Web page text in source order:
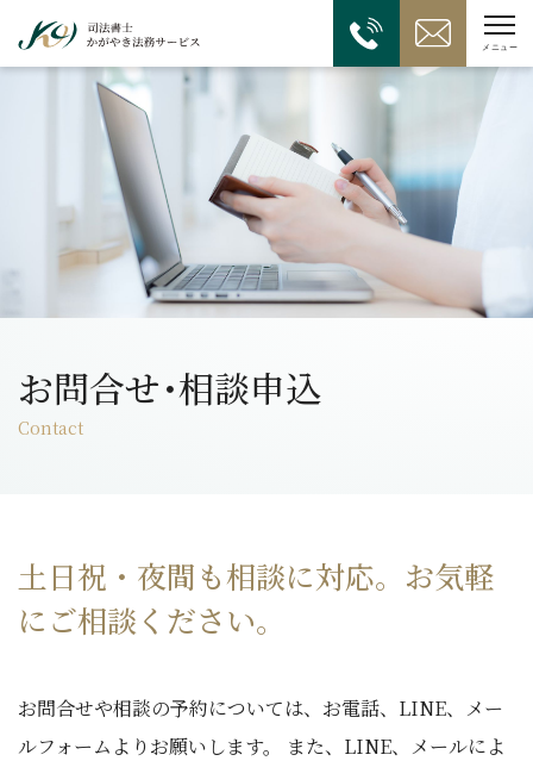
お問合せ･相談申込
Contact
土日祝・夜間も相談に対応。お気軽
にご相談ください。
お問合せや相談の予約については、お電話、LINE、メー
ルフォームよりお願いします。 また、LINE、メールによ